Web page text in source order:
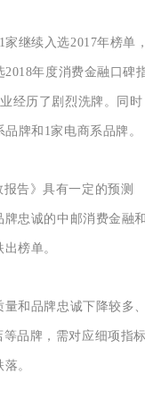
家继续入选2017年榜单
2018年度消费金融口碑
经历了剧烈洗牌。同时
牌和1家电商系品牌。
告》具有一定的预测
牌忠诚的中邮消费金融
榜单。
量和品牌忠诚下降较多
品牌，需对应细项指
。